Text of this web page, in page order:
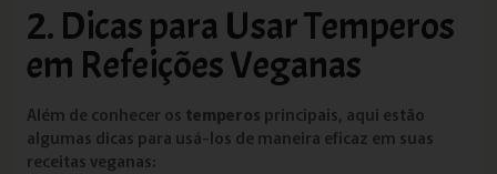
2. Dicas para Usar Temperos
em Refeições Veganas
Além de conhecer os temperos principais, aqui estão
algumas dicas para usá-los de maneira eficaz em suas
receitas veganas: